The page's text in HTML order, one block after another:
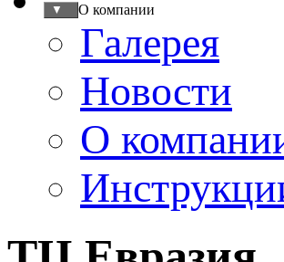
О компании
▼
Галерея
Новости
О